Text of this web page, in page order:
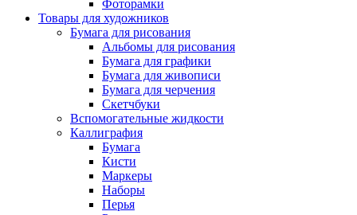
Фоторамки
Товары для художников
Бумага для рисования
Альбомы для рисования
Бумага для графики
Бумага для живописи
Бумага для черчения
Скетчбуки
Вспомогательные жидкости
Каллиграфия
Бумага
Кисти
Маркеры
Наборы
Перья